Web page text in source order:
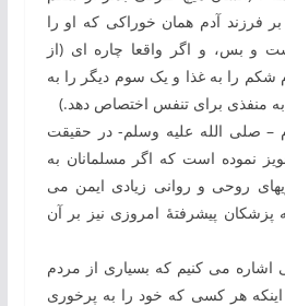
فرزند آدم همان خوراکی ‏که او را
و بس، و اگر واقعا چاره ‏ای (از
را به‏ غذا و یک ‏سوم دیگر را به
به‏ منفذی برای تنفس اختصاص دهد.)
– صلی الله علیه وسلم- در حقیقت
نموده است که اگر مسلمانان به
روحی و روانی زیادی ایمن می‏
پیشرفتۀ امروزی نیز بر آن
اشاره می ‏کنیم که بسیاری از مردم
هر کسی ‏که خود را به ‏پرخوری